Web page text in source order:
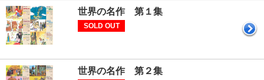
世界の名作 第１集
SOLD OUT
世界の名作 第２集